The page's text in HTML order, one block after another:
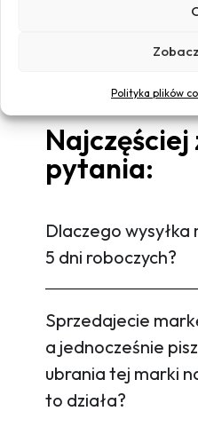
Polityka plików
pytania:
Dlaczego
5 dni roboczych?
Sprzedajecie
a jednocześnie
ubrania tej marki
to działa?